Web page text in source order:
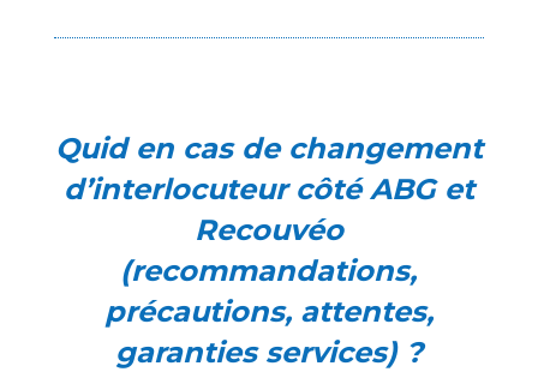
Quid en cas de changement
d’interlocuteur côté ABG et
Recouvéo
(recommandations,
précautions, attentes,
garanties services) ?